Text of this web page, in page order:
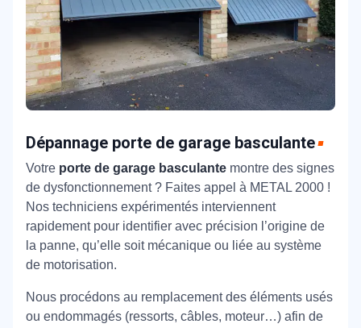
Dépannage porte de garage basculante
Votre porte de garage basculante montre des signes
de dysfonctionnement ? Faites appel à METAL 2000 !
Nos techniciens expérimentés interviennent
rapidement pour identifier avec précision l’origine de
la panne, qu’elle soit mécanique ou liée au système
de motorisation.
Nous procédons au remplacement des éléments usés
ou endommagés (ressorts, câbles, moteur…) afin de